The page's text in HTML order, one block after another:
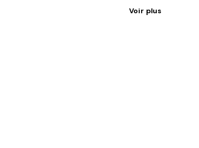
Voir plus